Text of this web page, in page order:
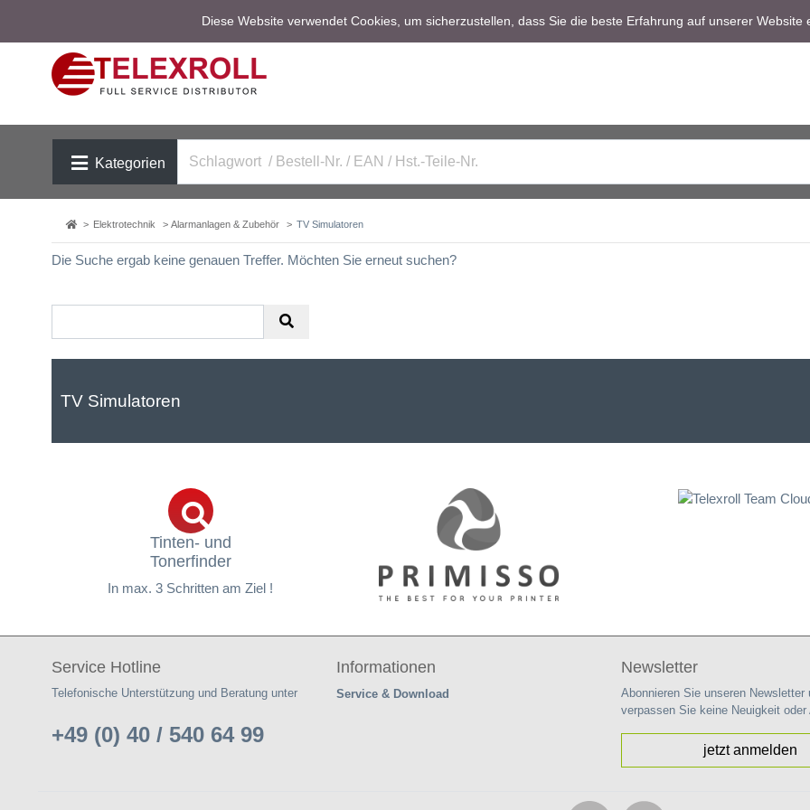
Kategorien
Elektrotechnik Alarmanlagen & Zubehör TV Simulatoren
Die Suche ergab keine genauen Treffer. Möchten Sie erneut suchen?
TV Simulatoren
Tinten- und
Tonerfinder
In max. 3 Schritten am Ziel !
Service Hotline
Telefonische Unterstützung und Beratung unter
+49 (0) 40 / 540 64 99
Informationen
Service & Download
Newsletter
Abonnieren Sie unseren Newsletter
verpassen Sie keine Neuigkeit oder
jetzt anmelden
Diese Website verwendet Cookies, um sicherzustellen, dass Sie die beste Erfahrung auf unserer Website